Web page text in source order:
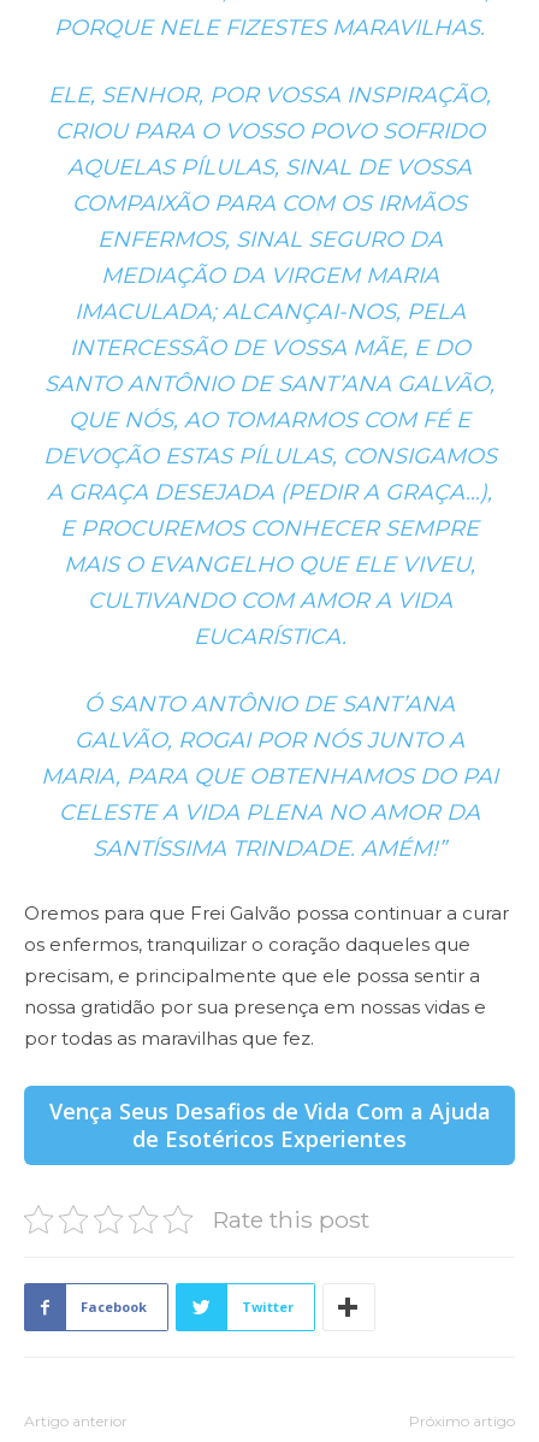
PORQUE NELE FIZESTES MARAVILHAS.
ELE, SENHOR, POR VOSSA INSPIRAÇÃO,
CRIOU PARA O VOSSO POVO SOFRIDO
AQUELAS PÍLULAS, SINAL DE VOSSA
COMPAIXÃO PARA COM OS IRMÃOS
ENFERMOS, SINAL SEGURO DA
MEDIAÇÃO DA VIRGEM MARIA
IMACULADA; ALCANÇAI-NOS, PELA
INTERCESSÃO DE VOSSA MÃE, E DO
SANTO ANTÔNIO DE SANT’ANA GALVÃO,
QUE NÓS, AO TOMARMOS COM FÉ E
DEVOÇÃO ESTAS PÍLULAS, CONSIGAMOS
A GRAÇA DESEJADA (PEDIR A GRAÇA…),
E PROCUREMOS CONHECER SEMPRE
MAIS O EVANGELHO QUE ELE VIVEU,
CULTIVANDO COM AMOR A VIDA
EUCARÍSTICA.
Ó SANTO ANTÔNIO DE SANT’ANA
GALVÃO, ROGAI POR NÓS JUNTO A
MARIA, PARA QUE OBTENHAMOS DO PAI
CELESTE A VIDA PLENA NO AMOR DA
SANTÍSSIMA TRINDADE. AMÉM!”
Oremos para que Frei Galvão possa continuar a curar
os enfermos, tranquilizar o coração daqueles que
precisam, e principalmente que ele possa sentir a
nossa gratidão por sua presença em nossas vidas e
por todas as maravilhas que fez.
Vença Seus Desafios de Vida Com a Ajuda
de Esotéricos Experientes
Rate this post
Facebook Twitter
Artigo anterior Próximo artigo